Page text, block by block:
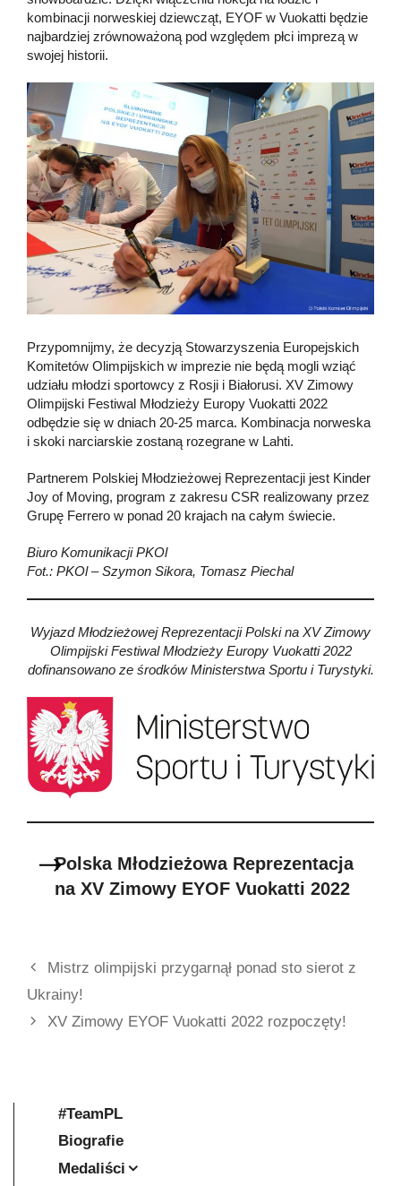
kombinacji norweskiej dziewcząt, EYOF w Vuokatti będzie
najbardziej zrównoważoną pod względem płci imprezą w
swojej historii.
Przypomnijmy, że decyzją Stowarzyszenia Europejskich
Komitetów Olimpijskich w imprezie nie będą mogli wziąć
udziału młodzi sportowcy z Rosji i Białorusi. XV Zimowy
Olimpijski Festiwal Młodzieży Europy Vuokatti 2022
odbędzie się w dniach 20-25 marca. Kombinacja norweska
i skoki narciarskie zostaną rozegrane w Lahti.
Partnerem Polskiej Młodzieżowej Reprezentacji jest Kinder
Joy of Moving, program z zakresu CSR realizowany przez
Grupę Ferrero w ponad 20 krajach na całym świecie.
Biuro Komunikacji PKOl
Fot.: PKOl – Szymon Sikora, Tomasz Piechal
Wyjazd Młodzieżowej Reprezentacji Polski na XV Zimowy
Olimpijski Festiwal Młodzieży Europy Vuokatti 2022
dofinansowano ze środków Ministerstwa Sportu i Turystyki.
Polska Młodzieżowa Reprezentacja
na XV Zimowy EYOF Vuokatti 2022
Mistrz olimpijski przygarnął ponad sto sierot z
Ukrainy!
XV Zimowy EYOF Vuokatti 2022 rozpoczęty!
#TeamPL
Biografie
Medaliści